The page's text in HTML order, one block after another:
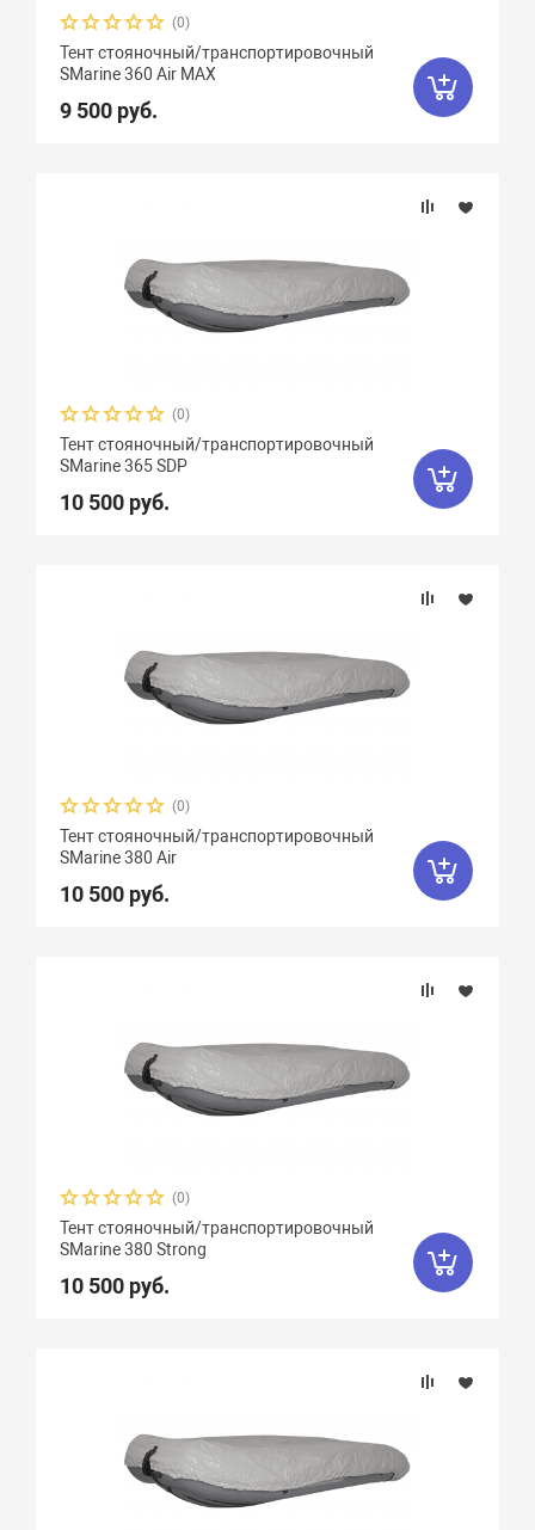
(0)
Тент стояночный/транспортировочный
SMarine 360 Air MAX
9 500 руб.
(0)
Тент стояночный/транспортировочный
SMarine 365 SDP
10 500 руб.
(0)
Тент стояночный/транспортировочный
SMarine 380 Air
10 500 руб.
(0)
Тент стояночный/транспортировочный
SMarine 380 Strong
10 500 руб.